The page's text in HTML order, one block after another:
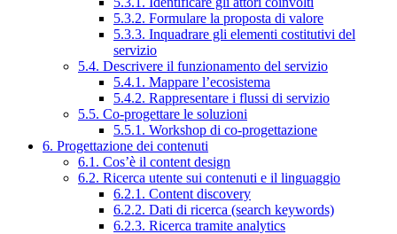
5.3.2. Formulare la proposta di valore
5.3.3. Inquadrare gli elementi costitutivi del
servizio
5.4. Descrivere il funzionamento del servizio
5.4.1. Mappare l’ecosistema
5.4.2. Rappresentare i flussi di servizio
5.5. Co-progettare le soluzioni
5.5.1. Workshop di co-progettazione
6. Progettazione dei contenuti
6.1. Cos’è il content design
6.2. Ricerca utente sui contenuti e il linguaggio
6.2.1. Content discovery
6.2.2. Dati di ricerca (search keywords)
6.2.3. Ricerca tramite analytics